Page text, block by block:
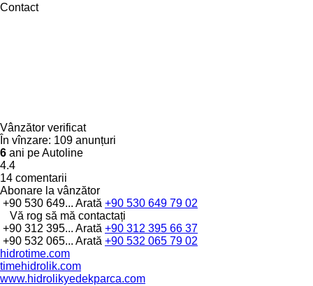
Contact
Vânzător verificat
În vînzare: 109 anunțuri
6 ani pe Autoline
4.4
14 comentarii
Abonare la vânzător
+90 530 649... Arată +90 530 649 79 02
Vă rog să mă contactați
+90 312 395... Arată +90 312 395 66 37
+90 532 065... Arată +90 532 065 79 02
hidrotime.com
timehidrolik.com
www.hidrolikyedekparca.com